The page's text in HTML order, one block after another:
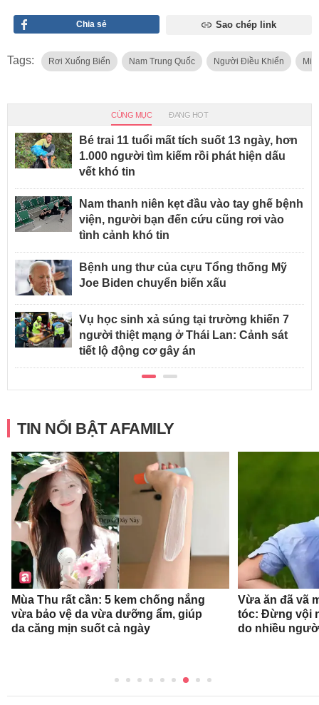
Chia sẻ Sao chép link
Tags: Rơi Xuống Biển Nam Trung Quốc Người Điều Khiển
CÙNG MỤC ĐANG HOT
Bé trai 11 tuổi mất tích suốt 13 ngày, hơn
1.000 người tìm kiếm rồi phát hiện dấu
vết khó tin
Nam thanh niên kẹt đầu vào tay ghế bệnh
viện, người bạn đến cứu cũng rơi vào
tình cảnh khó tin
Bệnh ung thư của cựu Tổng thống Mỹ
Joe Biden chuyển biến xấu
Vụ học sinh xả súng tại trường khiến 7
người thiệt mạng ở Thái Lan: Cảnh sát
tiết lộ động cơ gây án
TIN NỔI BẬT AFAMILY
Mùa Thu rất cần: 5 kem chống nắng
vừa bảo vệ da vừa dưỡng ẩm, giúp
da căng mịn suốt cả ngày
Vừa ăn đã vã
tóc: Đừng vội
do nhiều